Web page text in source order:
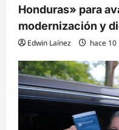
Honduras» para
modernización y
Edwin Laínez hace